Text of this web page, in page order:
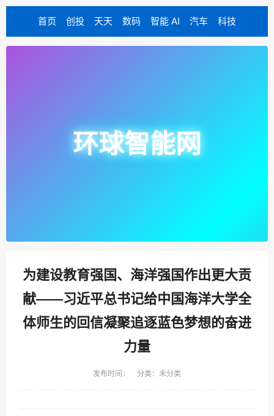
首页 创投 天天 数码 智能 AI 汽车 科技
环球智能网
为建设教育强国、海洋强国作出更大贡
献——习近平总书记给中国海洋大学全
体师生的回信凝聚追逐蓝色梦想的奋进
力量
发布时间： 分类：未分类